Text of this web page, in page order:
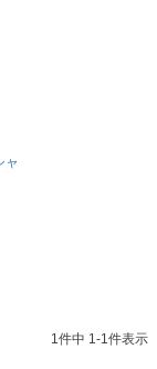
ャ
1件中 1-1件表示